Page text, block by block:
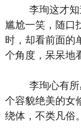
李珣这才知道
尴尬一笑，随口
时，却看前面的
个角度，呆呆地
李珣心有所感
个容貌绝美的女
绕体，不类凡俗。